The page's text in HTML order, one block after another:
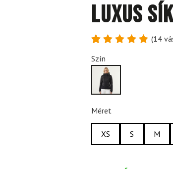
Luxus
4.86
5-ből,
értékelés
alapján
(14
Szín
Méret
XS S M